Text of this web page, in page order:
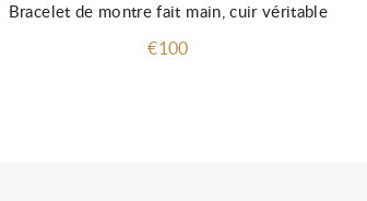
Bracelet de montre fait main, cuir véritable
€100